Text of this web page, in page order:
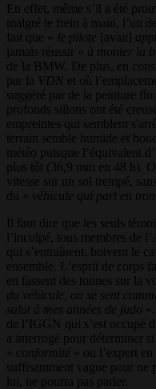
En effet, même s’il a été
malgré le frein à main, l’un
fait que «
le pilote [avait]
jamais réussir « à monter la
de la BMW. De plus, en
par la VDN et où
suggéré par de la peinture
profonds sillons ont été
empreintes qui semblent
terrain semble humide et
météo puisque l’équivalent
plus tôt (36,9 mm en 48 h).
vitesse sur un sol trempé,
du «
véhicule qui part en
Il faut dire que les seuls
l’inculpé, tous membres de
qui s’entraînent, boivent le
ensemble. L’esprit de corps
en fassent des tonnes sur la
du véhicule, on se sent
salut à mes années de judo
de l’IGGN qui s’est occupé
a interrogé pour déterminer si
« conformité » ou l’expert
suffisamment vague pour ne
lui, ne pourra pas parler.